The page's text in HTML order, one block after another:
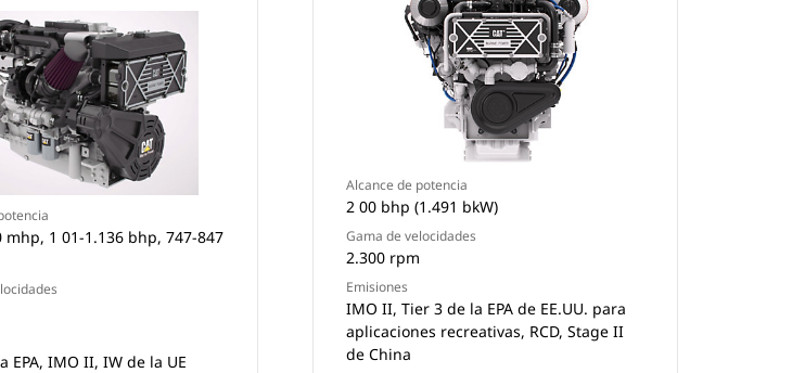
mhp, 1 01-1.136 bhp, 747-847
EPA, IMO II, IW de la UE
Alcance de potencia
2 00 bhp (1.491 bkW)
Gama de velocidades
2.300 rpm
Emisiones
IMO II, Tier 3 de la EPA de EE.UU. para
aplicaciones recreativas, RCD, Stage II
de China